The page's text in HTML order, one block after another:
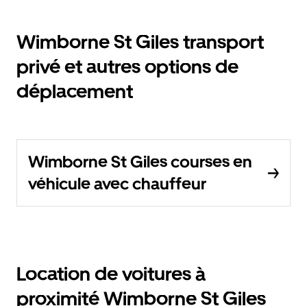
Wimborne St Giles transport
privé et autres options de
déplacement
Wimborne St Giles courses en
véhicule avec chauffeur
Location de voitures à
proximité Wimborne St Giles